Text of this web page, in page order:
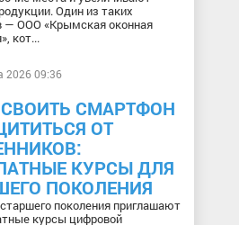
Один из таких
— ООО «Крымская оконная
кот...
2026 09:36
СМАРТФОН
ОТ
КУРСЫ ДЛЯ
ПОКОЛЕНИЯ
поколения приглашают
курсы цифровой